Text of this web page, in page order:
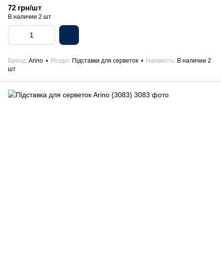
72 грн/шт
В наличии 2 шт
Бренд Arino Розділ Підставки для серветок Наявність В наличии 2
шт